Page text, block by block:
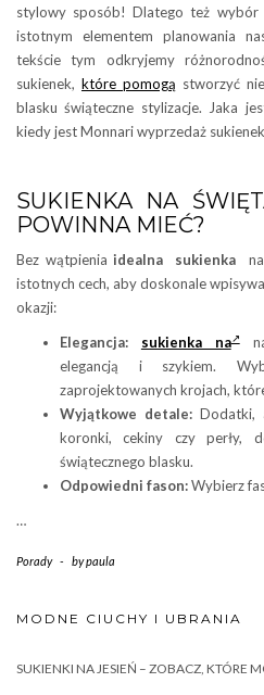
stylowy sposób! Dlatego też wybór
istotnym elementem planowania
tekście tym odkryjemy
sukienek, które pomogą stworzyć
blasku świąteczne stylizacje. Jaka
kiedy jest Monnari wyprzedaż
SUKIENKA NA
POWINNA MIEĆ?
Bez wątpienia idealna sukienka
istotnych cech, aby doskonale
okazji:
Elegancja:
sukienka na na
elegancją i szykiem.
zaprojektowanych krojach,
Wyjątkowe detale: Dodatki,
koronki, cekiny czy perły,
świątecznego blasku.
Odpowiedni fason:Wybierz
…
Porady - bypaula
MODNE CIUCHY I UBRANIA
SUKIENKI NA JESIEŃ – ZOBACZ, KTÓRE